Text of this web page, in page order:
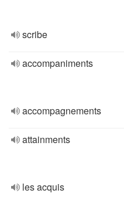
scribe
accompaniments
accompagnements
attainments
les acquis